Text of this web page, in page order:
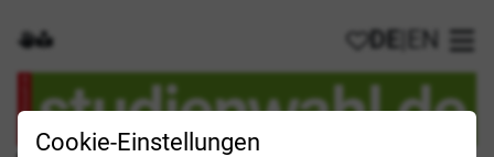
Cookie-Einstellungen
Gebärdensprache
Leichte Sprache
Meine
DE EN